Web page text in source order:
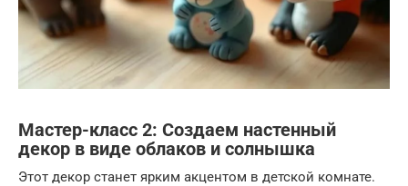
Мастер-класс 2: Создаем настенный
декор в виде облаков и солнышка
Этот декор станет ярким акцентом в детской комнате.